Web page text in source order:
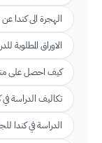
الهجرة الى كندا
الاوراق المطلوبة
كيف احصل على
تكاليف الدراسة في
الدراسة في كندا